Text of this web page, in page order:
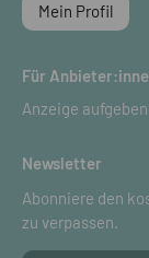
Mein Profil
Für
Anzeige aufgeben
Newsletter
Abonniere den
zu verpassen.